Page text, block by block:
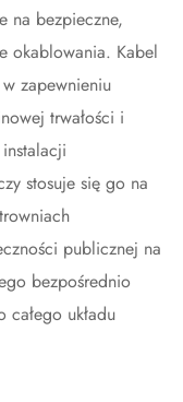
na bezpieczne,
okablowania. Kabel
zapewnieniu
trwałości i
stosuje się go na
publicznej na
bezpośrednio
układu